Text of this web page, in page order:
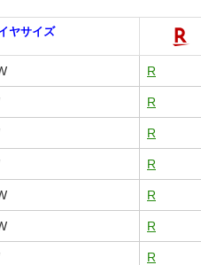
ヤサイズ
R
R
R
R
R
R
R